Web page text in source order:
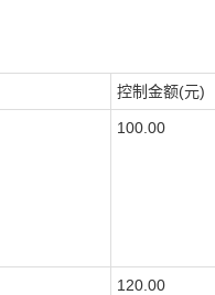
控制金额(元)
100.00
120.00